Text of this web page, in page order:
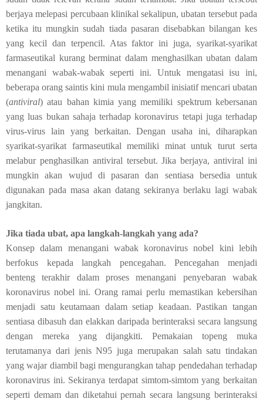
berjaya melepasi percubaan klinikal sekalipun, ubatan tersebut pada
ketika itu mungkin sudah tiada pasaran disebabkan bilangan kes
yang kecil dan terpencil. Atas faktor ini juga, syarikat-syarikat
farmaseutikal kurang berminat dalam menghasilkan ubatan dalam
menangani wabak-wabak seperti ini. Untuk mengatasi isu ini,
beberapa orang saintis kini mula mengambil inisiatif mencari ubatan
(antiviral) atau bahan kimia yang memiliki spektrum kebersanan
yang luas bukan sahaja terhadap koronavirus tetapi juga terhadap
virus-virus lain yang berkaitan. Dengan usaha ini, diharapkan
syarikat-syarikat farmaseutikal memiliki minat untuk turut serta
melabur penghasilkan antiviral tersebut. Jika berjaya, antiviral ini
mungkin akan wujud di pasaran dan sentiasa bersedia untuk
digunakan pada masa akan datang sekiranya berlaku lagi wabak
jangkitan.
Jika tiada ubat, apa langkah-langkah yang ada?
Konsep dalam menangani wabak koronavirus nobel kini lebih
berfokus kepada langkah pencegahan. Pencegahan menjadi
benteng terakhir dalam proses menangani penyebaran wabak
koronavirus nobel ini. Orang ramai perlu memastikan kebersihan
menjadi satu keutamaan dalam setiap keadaan. Pastikan tangan
sentiasa dibasuh dan elakkan daripada berinteraksi secara langsung
dengan mereka yang dijangkiti. Pemakaian topeng muka
terutamanya dari jenis N95 juga merupakan salah satu tindakan
yang wajar diambil bagi mengurangkan tahap pendedahan terhadap
koronavirus ini. Sekiranya terdapat simtom-simtom yang berkaitan
seperti demam dan diketahui pernah secara langsung berinteraksi